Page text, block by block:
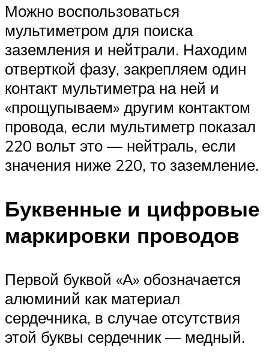
Можно воспользоваться
мультиметром для поиска
заземления и нейтрали. Находим
отверткой фазу, закрепляем один
контакт мультиметра на ней и
«прощупываем» другим контактом
провода, если мультиметр показал
220 вольт это — нейтраль, если
значения ниже 220, то заземление.
Буквенные и цифровые
маркировки проводов
Первой буквой «А» обозначается
алюминий как материал
сердечника, в случае отсутствия
этой буквы сердечник — медный.